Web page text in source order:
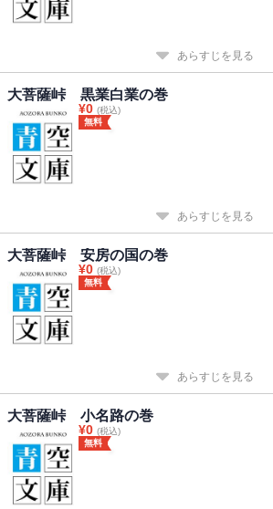
あらすじを見る
大菩薩峠 黒業白業の巻
¥0 (税込)
無料
あらすじを見る
大菩薩峠 安房の国の巻
¥0 (税込)
無料
あらすじを見る
大菩薩峠 小名路の巻
¥0 (税込)
無料